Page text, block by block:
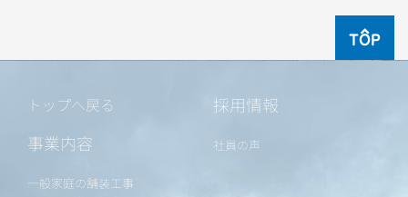
TOP
トップへ戻る
事業内容
一般家庭の舗装工事
採用情報
社員の声